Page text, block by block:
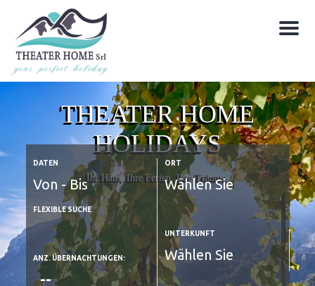
M
THEATER HOME
HOLIDAYS
Ihr Haus, Ihre Ferien, Ihre Träume.
DATEN
FLEXIBLE SUCHE
ANZ. ÜBERNACHTUNGEN:
ORT
UNTERKUNFT